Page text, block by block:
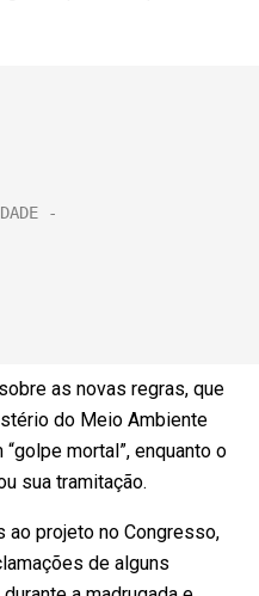
as novas regras, que
do Meio Ambiente
mortal”, enquanto o
sua tramitação.
ao projeto no Congresso,
de alguns